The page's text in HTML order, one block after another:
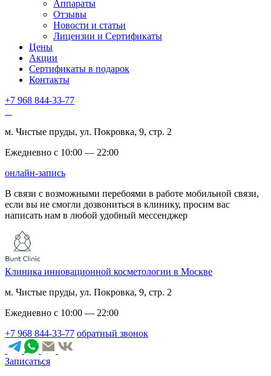
Аппараты
Отзывы
Новости и статьи
Лицензии и Сертификаты
Цены
Акции
Сертификаты в подарок
Контакты
+7 968 844-33-77
м. Чистые пруды, ул. Покровка, 9, стр. 2
Ежедневно с 10:00 — 22:00
онлайн-запись
В связи с возможными перебоями в работе мобильной связи,
если вы не смогли дозвониться в клинику, просим вас
написать нам в любой удобный мессенджер
Клиника инновационной косметологии в Москве
м. Чистые пруды, ул. Покровка, 9, стр. 2
Ежедневно с 10:00 — 22:00
+7 968 844-33-77 обратный звонок
Записаться